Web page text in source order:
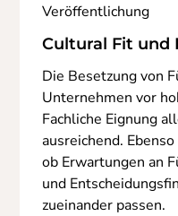
Veröffentlichung
Cultural Fit und
Die Besetzung von
Unternehmen vor
Fachliche Eignung
ausreichend.
ob Erwartungen an
und
zueinander passen.